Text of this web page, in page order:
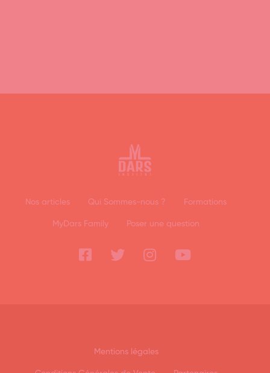
Nos articles Qui Sommes-nous ? Formations
MyDars Family Poser une question
Mentions légales